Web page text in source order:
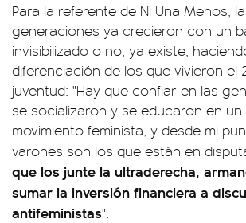
Para la referente de Ni Una Menos,
generaciones ya crecieron con un
invisibilizado o no, ya existe,
diferenciación de los que vivieron el
juventud: "Hay que confiar en las
se socializaron y se educaron en
movimiento feminista, y desde mi
varones son los que están en
que los junte la ultraderecha,
sumar la inversión financiera a
antifeministas".